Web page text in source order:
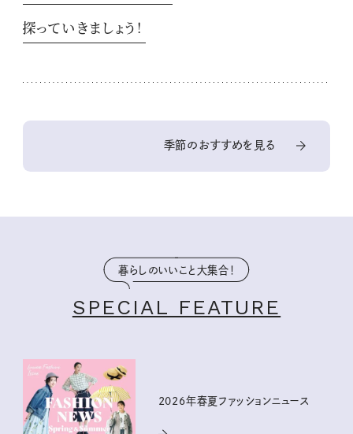
探っていきましょう！
季節のおすすめを見る
暮らしのいいこと大集合！
SPECIAL FEATURE
2026年春夏ファッションニュース